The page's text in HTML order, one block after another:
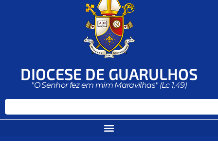
DIOCESE DE GUARULHOS
"O Senhor fez em mim Maravilhas" (Lc 1,49)